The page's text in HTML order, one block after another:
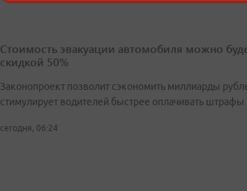
Стоимость эвакуации автомобиля можно
скидкой 50%
Законопроект позволит сэкономить миллиарды
стимулирует водителей быстрее оплачивать штрафы
сегодня, 06:24